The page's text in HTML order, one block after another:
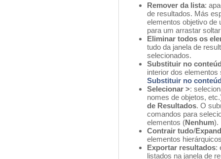
Remover da lista:
de resultados. Más
elementos objetivo de
para um arrastar
Eliminar todos os
tudo da janela de
selecionados.
Substituir no
interior dos
Substituir no
Selecionar >:
nomes de objetos,
de Resultados. O
comandos para
elementos (Nenhum).
Contrair tudo/
elementos
Exportar resultados:
listados na janela de